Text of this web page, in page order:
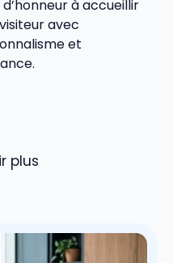
à accueillir
avec
et
plus